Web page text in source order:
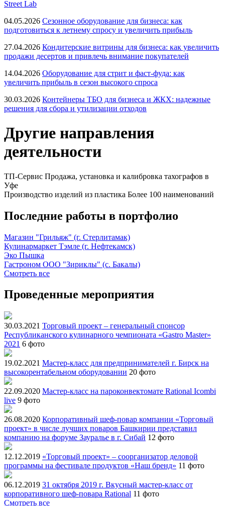
Street Lab
04.05.2026 Сезонное оборудование для бизнеса: как
подготовиться к летнему спросу и увеличить прибыль
27.04.2026 Кондитерские витрины для бизнеса: как увеличить
продажи десертов и привлечь внимание покупателей
14.04.2026 Оборудование для стрит и фаст-фуда: как
увеличить прибыль в сезон высокого спроса
30.03.2026 Контейнеры ТБО для бизнеса и ЖКХ: надежные
решения для сбора и утилизации отходов
Другие направления
деятельности
ТП-Сервис Продажа, установка и калибровка тахографов в
Уфе
Производство изделий из пластика Более 100 наименований
Последние работы в портфолио
Магазин "Грильяж" (г. Стерлитамак)
Кулинармаркет Тэмле (г. Нефтекамск)
Эко Пышка
Гастроном ООО "Зириклы" (с. Бакалы)
Смотреть все
Проведенные мероприятия
30.03.2021 Торговый проект – генеральный спонсор
Республиканского кулинарного чемпионата «Gastro Master»
2021 6 фото
19.02.2021 Мастер-класс для предпринимателей г. Бирск на
высокорентабельном оборудовании 20 фото
22.09.2020 Мастер-класс на пароконвектомате Rational Icombi
live 9 фото
26.08.2020 Корпоративный шеф-повар компании «Торговый
проект» в числе лучших поваров Башкирии представил
компанию на форуме Зауралье в г. Сибай 12 фото
12.12.2019 «Торговый проект» – соорганизатор деловой
программы на фестивале продуктов «Наш бренд» 11 фото
06.12.2019 31 октября 2019 г. Вкусный мастер-класс от
корпоративного шеф-повара Rational 11 фото
Смотреть все